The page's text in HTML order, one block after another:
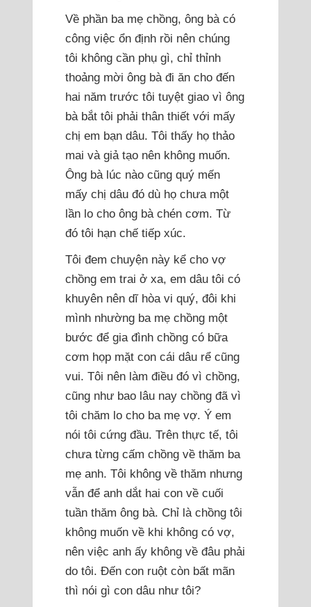
Về phần ba mẹ chồng, ông bà có
công việc ổn định rồi nên chúng
tôi không cần phụ gì, chỉ thỉnh
thoảng mời ông bà đi ăn cho đến
hai năm trước tôi tuyệt giao vì ông
bà bắt tôi phải thân thiết với mấy
chị em bạn dâu. Tôi thấy họ thảo
mai và giả tạo nên không muốn.
Ông bà lúc nào cũng quý mến
mấy chị dâu đó dù họ chưa một
lần lo cho ông bà chén cơm. Từ
đó tôi hạn chế tiếp xúc.
Tôi đem chuyện này kể cho vợ
chồng em trai ở xa, em dâu tôi có
khuyên nên dĩ hòa vi quý, đôi khi
mình nhường ba mẹ chồng một
bước để gia đình chồng có bữa
cơm họp mặt con cái dâu rể cũng
vui. Tôi nên làm điều đó vì chồng,
cũng như bao lâu nay chồng đã vì
tôi chăm lo cho ba mẹ vợ. Ý em
nói tôi cứng đầu. Trên thực tế, tôi
chưa từng cấm chồng về thăm ba
mẹ anh. Tôi không về thăm nhưng
vẫn để anh dắt hai con về cuối
tuần thăm ông bà. Chỉ là chồng tôi
không muốn về khi không có vợ,
nên việc anh ấy không về đâu phải
do tôi. Đến con ruột còn bất mãn
thì nói gì con dâu như tôi?